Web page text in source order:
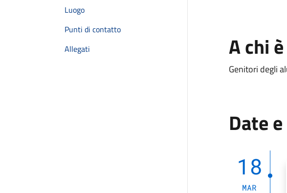
Luogo
Punti di contatto
Allegati
A chi
Genitori degli
Date
18
MAR